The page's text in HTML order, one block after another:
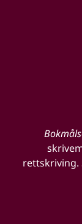
rettskriving.